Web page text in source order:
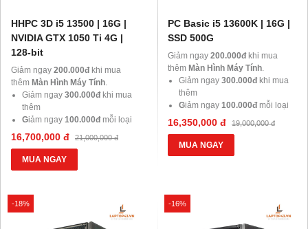
HHPC 3D i5 13500 | 16G |
NVIDIA GTX 1050 Ti 4G |
128-bit
Giảm ngay 200.000đkhi mua
thêm Màn Hình Máy Tính
Giảm ngay 300.000đkhi mua
thêm
Giảm ngay 100.000đmỗi loại
khi mua thêm chuột, phím, tai
nghe.
16,700,000 đ 21,000,000 đ
MUA NGAY
PC Basic i5 13600K | 16G |
SSD 500G
Giảm ngay 200.000đkhi mua
thêm Màn Hình Máy Tính
Giảm ngay 300.000đkhi mua
thêm
Giảm ngay 100.000đmỗi loại
khi mua thêm chuột, phím, tai
nghe.
16,350,000 đ 19,000,000 đ
MUA NGAY
-18% -16%